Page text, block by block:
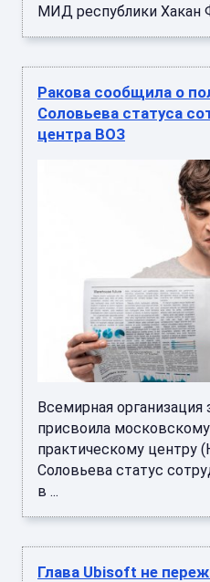
МИД республики Хакан
Ракова сообщила о
Соловьева статуса
центра ВОЗ
Всемирная организация
присвоила
практическому центру
Соловьева статус
в ...
Глава Ubisoft не